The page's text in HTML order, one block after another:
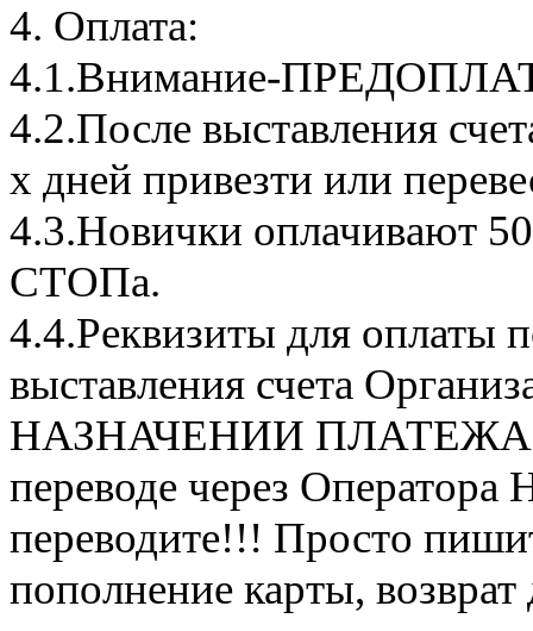
4. Оплата:
4.1.Внимание-
4.2.После выставления
х дней привезти или
4.3.Новички оплачивают
СТОПа.
4.4.Реквизиты для оплаты
выставления счета
НАЗНАЧЕНИИ ПЛАТЕЖА
переводе через Оператора
переводите!!! Просто
пополнение карты, возврат